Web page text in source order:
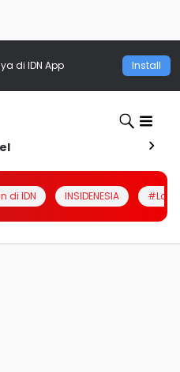
di IDN App Install
di IDN INSIDENESIA